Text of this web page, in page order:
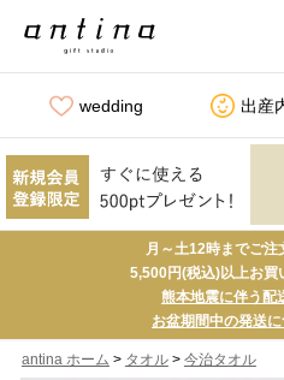
wedding 出産
月～土12時までご注
5,500円(税込)以上お買
熊本地震に伴う配
お盆期間中の発送
antina ホーム > タオル> 今治タオル